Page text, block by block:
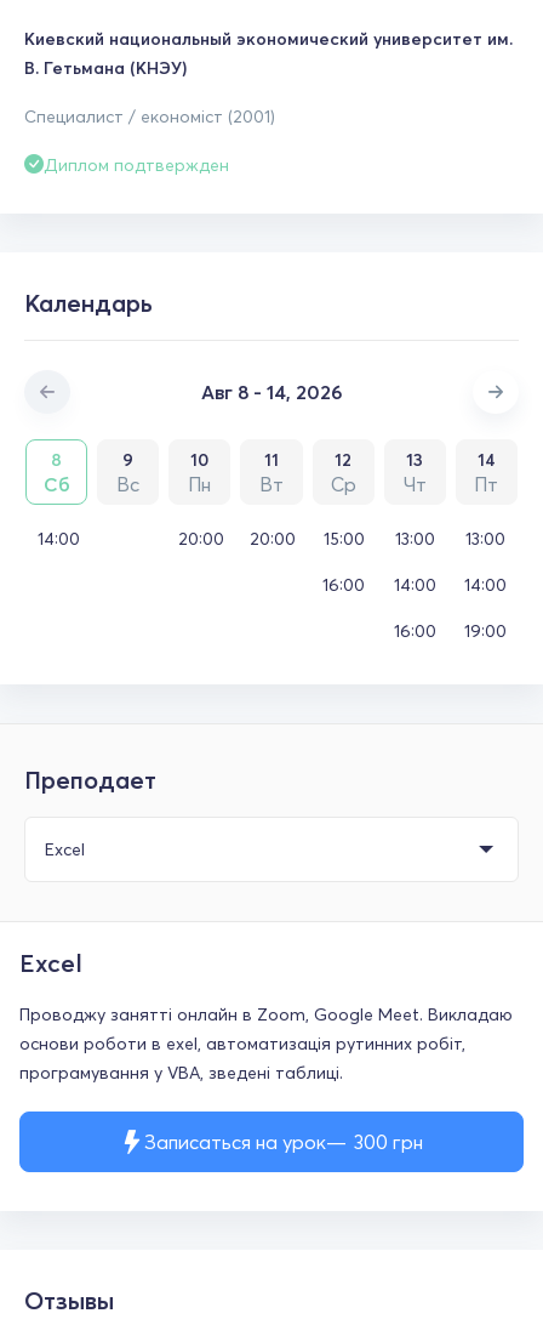
Киевский национальный экономический университет им.
В. Гетьмана (КНЭУ)
Специалист / економіст (2001)
Диплом подтвержден
Календарь
Авг 8 - 14, 2026
8
Сб
9
Вс
10
Пн
11
Вт
12
Ср
13
Чт
14
Пт
14:00 20:00 20:00 15:00
16:00
13:00
14:00
16:00
13:00
14:00
19:00
Преподает
Записаться на урок 300 грн
Excel
Проводжу занятті онлайн в Zoom, Google Meet. Викладаю
основи роботи в exel, автоматизація рутинних робіт,
програмування у VBA, зведені таблиці.
Отзывы